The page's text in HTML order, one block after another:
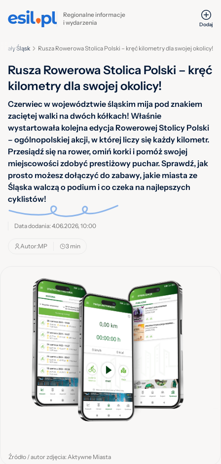
Regionalne informacje
i wydarzenia
Dodaj
Rusza Rowerowa Stolica Polski – kręć kilometry dla swojej okolicy!
Cały Śląsk
Rusza Rowerowa Stolica Polski – kręć
kilometry dla swojej okolicy!
Czerwiec w województwie śląskim mija pod znakiem
zaciętej walki na dwóch kółkach! Właśnie
wystartowała kolejna edycja Rowerowej Stolicy Polski
– ogólnopolskiej akcji, w której liczy się każdy kilometr.
Przesiądź się na rower, omiń korki i pomóż swojej
miejscowości zdobyć prestiżowy puchar. Sprawdź, jak
prosto możesz dołączyć do zabawy, jakie miasta ze
Śląska walczą o podium i co czeka na najlepszych
cyklistów!
Data dodania: 4.06.2026, 10:00
Autor:MP 3 min
Źródło / autor zdjęcia: Aktywne Miasta